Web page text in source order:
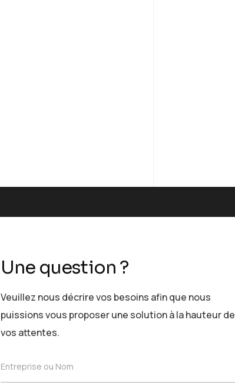
Une question ?
Veuillez nous décrire vos besoins afin que nous
puissions vous proposer une solution à la hauteur de
vos attentes.
E
Entreprise ou Nom